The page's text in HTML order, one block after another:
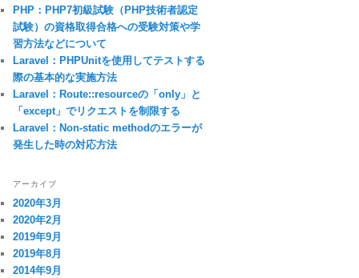
PHP：PHP7初級試験（PHP技術者認定
試験）の資格取得合格への受験対策や学
習方法などについて
Laravel：PHPUnitを使用してテストする
際の基本的な実施方法
Laravel：Route::resourceの「only」と
「except」でリクエストを制限する
Laravel：Non-static methodのエラーが
発生した時の対応方法
アーカイブ
2020年3月
2020年2月
2019年9月
2019年8月
2014年9月